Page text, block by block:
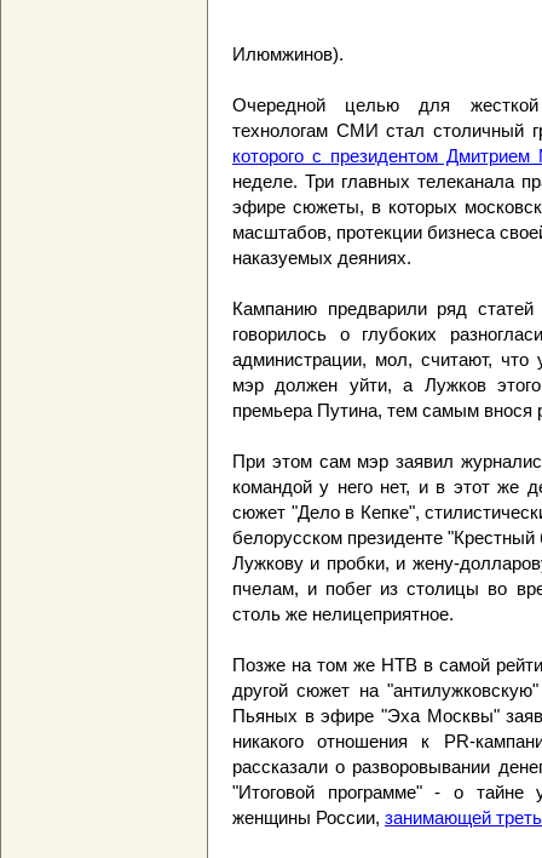
Илюмжинов).
Очередной целью для жесткой
технологам СМИ стал столичный
которого с президентом
неделе. Три главных телеканала
эфире сюжеты, в которых
масштабов, протекции бизнеса
наказуемых деяниях.
Кампанию предварили ряд
говорилось о глубоких
администрации, мол, считают,
мэр должен уйти, а Лужков
премьера Путина, тем самым внося
При этом сам мэр заявил
командой у него нет, и в этот же
сюжет "Дело в Кепке",
белорусском президенте
Лужкову и пробки, и жену-
пчелам, и побег из столицы во
столь же нелицеприятное.
Позже на том же НТВ в самой
другой сюжет на
Пьяных в эфире "Эха Москвы"
никакого отношения к PR-
рассказали о разворовывании
"Итоговой программе" - о тайне
женщины России, занимающей